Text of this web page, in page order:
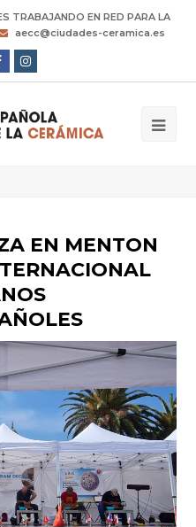
TRABAJANDO EN RED PARA LA
aecc@ciudades-ceramica.es
Facebook
EN MENTON